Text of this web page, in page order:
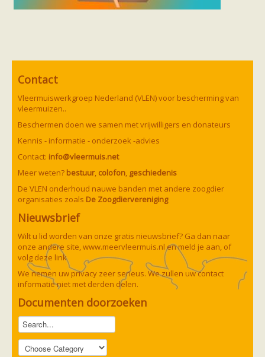
Grote rosse vleermuis
Mopsvleermuis
Ruige dwergvleermuis
Tweekleurige vleermuis
Watervleermuis
Vleermuizen en eikenprocessierups
Spreekbeurt
Knutselen
Spelletjes
Weetjes
Meer weten
Links
Boeken en tijdschriften
geluiden van vleermuizen
Achtergrond informatie
Nieuwsberichten
Informatiefolders
Nederland
Buitenland
Meer dan vleermuizen
Handleidingen
Vlendag presentaties
Vlennieuwsbrief
Overige publicaties
Contact
Vleermuiswerkgroep Nederland (VLEN) voor bescherming van
vleermuizen..
Beschermen doen we samen met vrijwilligers en donateurs
Kennis - informatie - onderzoek -advies
Contact: info@vleermuis.net
Meer weten? bestuur, colofon, geschiedenis
De VLEN onderhoud nauwe banden met andere zoogdier
organisaties zoals De Zoogdiervereniging
Nieuwsbrief
Wilt u lid worden van onze gratis nieuwsbrief? Ga dan naar
onze andere site,www.meervleermuis.nlen meld je aan, of
volg deze link
We nemen uw privacy zeer serieus. We zullen uw contact
informatie niet met derden delen.
Documenten doorzoeken